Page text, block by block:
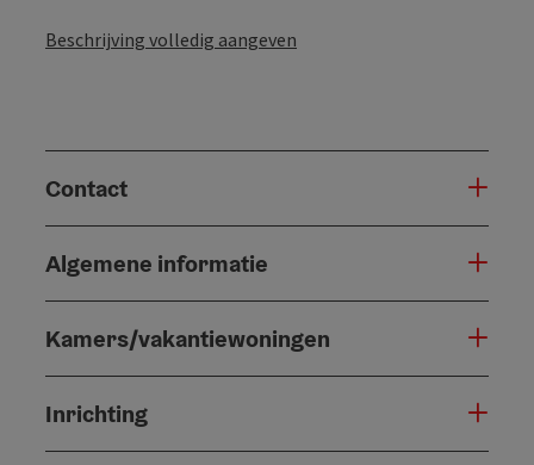
Beschrijving volledig aangeven
Contact
Algemene informatie
Kamers/vakantiewoningen
Inrichting